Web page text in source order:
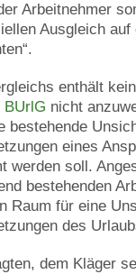
Arbeitnehmer
Ausgleich
enthält
BUrlG nicht
bestehende
eines
werden soll.
bestehenden
Raum für eine
des
dem Kläger